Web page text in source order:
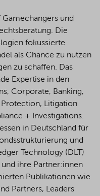
und
Die
fokussierte
als Chance zu nutzen
zu schaffen. Das
Expertise in den
Corporate, Banking,
Protection, Litigation
+ Investigations.
in Deutschland für
und
Technology (DLT)
und ihre Partner:innen
Publikationen wie
Partners, Leaders